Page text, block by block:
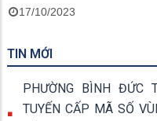
17/10/2023
TIN MỚI
PHƯỜNG BÌNH ĐỨC
TUYẾN CẤP MÃ SỐ